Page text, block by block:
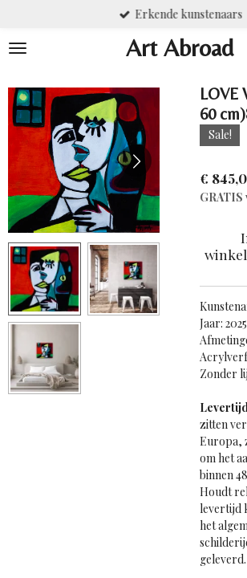
naar
Art Abroad
Erkende kunstenaars
LOVE
60
Sale!
€
Jaar: 2025
Zonder
zitten
Europa,
om het
binnen
Houdt
levertijd
het
geleverd.